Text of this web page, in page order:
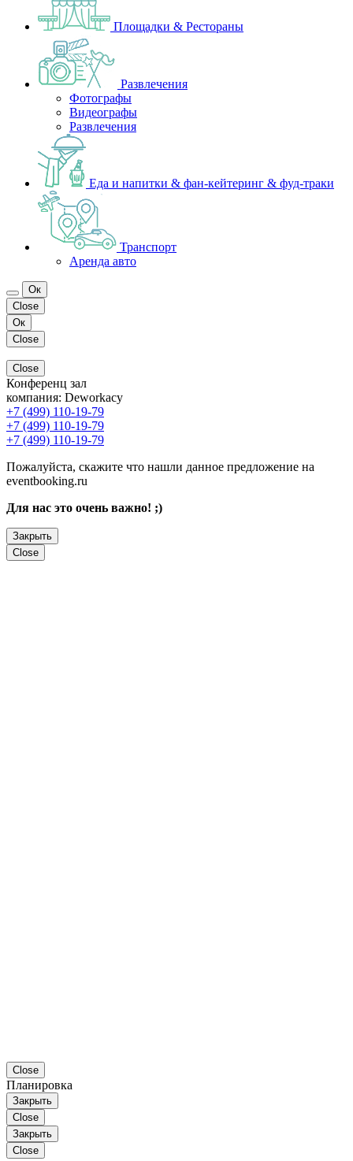
Площадки & Рестораны
Развлечения
Фотографы
Видеографы
Развлечения
Еда и напитки & фан-кейтеринг & фуд-траки
Транспорт
Аренда авто
Ок
Close
Ок
Close
Close
Конференц зал
компания: Deworkacy
+7 (499) 110-19-79
+7 (499) 110-19-79
+7 (499) 110-19-79
Пожалуйста, скажите что нашли данное предложение на
eventbooking.ru
Для нас это очень важно! ;)
Закрыть
Close
Close
Планировка
Закрыть
Close
Закрыть
Close